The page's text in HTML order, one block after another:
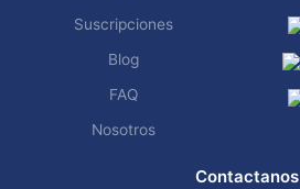
Suscripciones
Blog
FAQ
Nosotros
Contactanos